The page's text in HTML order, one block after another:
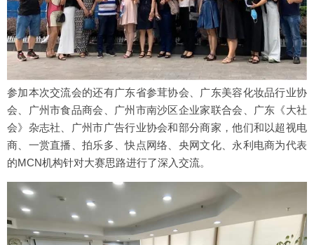
参加本次交流会的还有广东省参茸协会、广东美容化妆品行业协
会、广州市食品商会、广州市南沙区企业家联合会、广东《大社
会》杂志社、广州市广告行业协会和部分商家，他们和以超视电
商、一赏直播、拍乐多、快点网络、央网文化、永利电商为代表
的MCN机构针对大赛思路进行了深入交流。